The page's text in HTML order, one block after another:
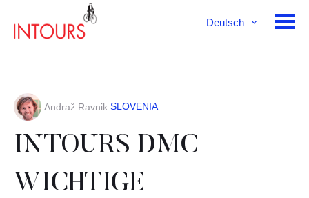
Deutsch
Andraž Ravnik SLOVENIA
INTOURS DMC
WICHTIGE